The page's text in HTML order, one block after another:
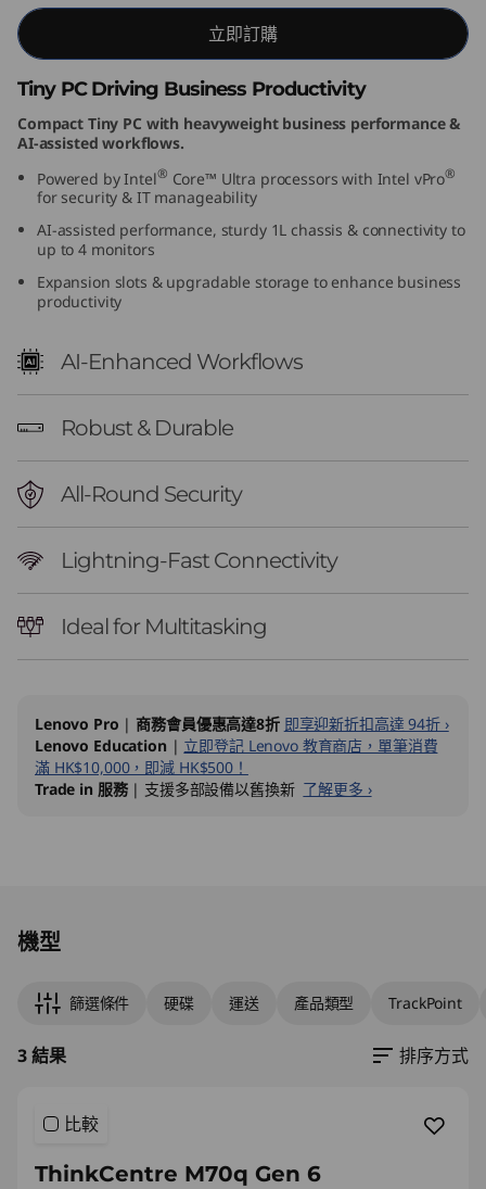
立即訂購
Tiny PC Driving Business Productivity
Compact Tiny PC with heavyweight business performance &
AI-assisted workflows.
Powered by Intel® Core™ Ultra processors with Intel vPro®
for security & IT manageability
AI-assisted performance, sturdy 1L chassis & connectivity to
up to 4 monitors
Expansion slots & upgradable storage to enhance business
productivity
AI-Enhanced Workflows
Robust & Durable
All-Round Security
Lightning-Fast Connectivity
Ideal for Multitasking
Lenovo Pro | 商務會員優惠高達8折 即享迎新折扣高達 94折 ›
Lenovo Education | 立即登記 Lenovo 教育商店，單筆消費
滿 HK$10,000，即減 HK$500！
Trade in 服務| 支援多部設備以舊換新 了解更多 ›
機型
篩選條件 硬碟 運送 產品類型 TrackPoint
3 結果 排序方式
比較
ThinkCentre M70q Gen 6